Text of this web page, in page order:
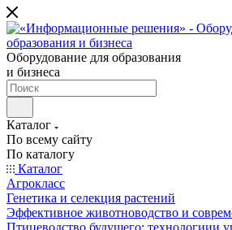
Оборудование для образования
и бизнеса
Каталог
По всему сайту
По каталогу
Каталог
Агрокласс
Генетика и селекция растений
Эффективное животноводство и
Птицеводство будущего: технологиии